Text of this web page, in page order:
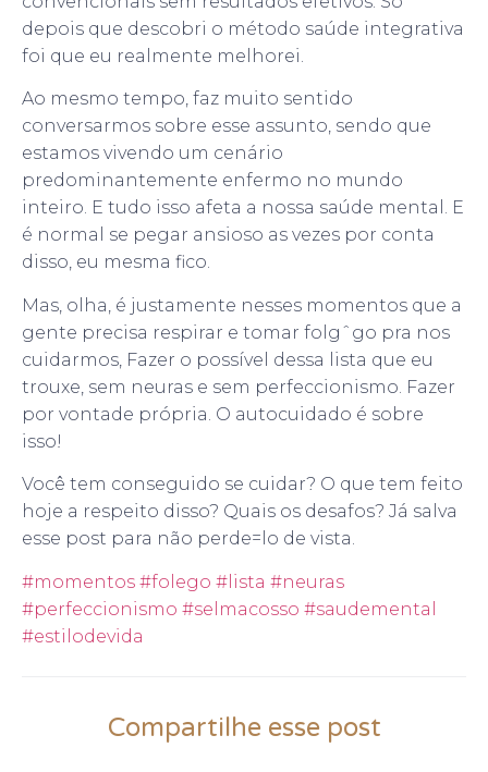
depois que descobri o método saúde integrativa
foi que eu realmente melhorei.
Ao mesmo tempo, faz muito sentido
conversarmos sobre esse assunto, sendo que
estamos vivendo um cenário
predominantemente enfermo no mundo
inteiro. E tudo isso afeta a nossa saúde mental. E
é normal se pegar ansioso as vezes por conta
disso, eu mesma fico.
Mas, olha, é justamente nesses momentos que a
gente precisa respirar e tomar folgˆgo pra nos
cuidarmos, Fazer o possível dessa lista que eu
trouxe, sem neuras e sem perfeccionismo. Fazer
por vontade própria. O autocuidado é sobre
isso!
Você tem conseguido se cuidar? O que tem feito
hoje a respeito disso? Quais os desafos? Já salva
esse post para não perde=lo de vista.
#momentos #folego #lista #neuras
#perfeccionismo #selmacosso #saudemental
#estilodevida
Compartilhe esse post